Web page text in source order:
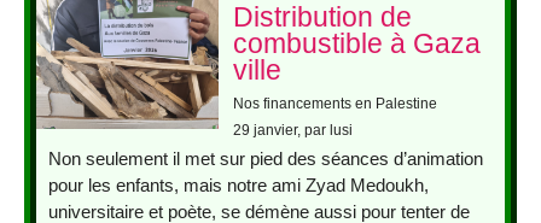
Distribution de
combustible à Gaza
ville
Nos financements en Palestine
29 janvier, par lusi
Non seulement il met sur pied des séances d’animation
pour les enfants, mais notre ami Zyad Medoukh,
universitaire et poète, se démène aussi pour tenter de